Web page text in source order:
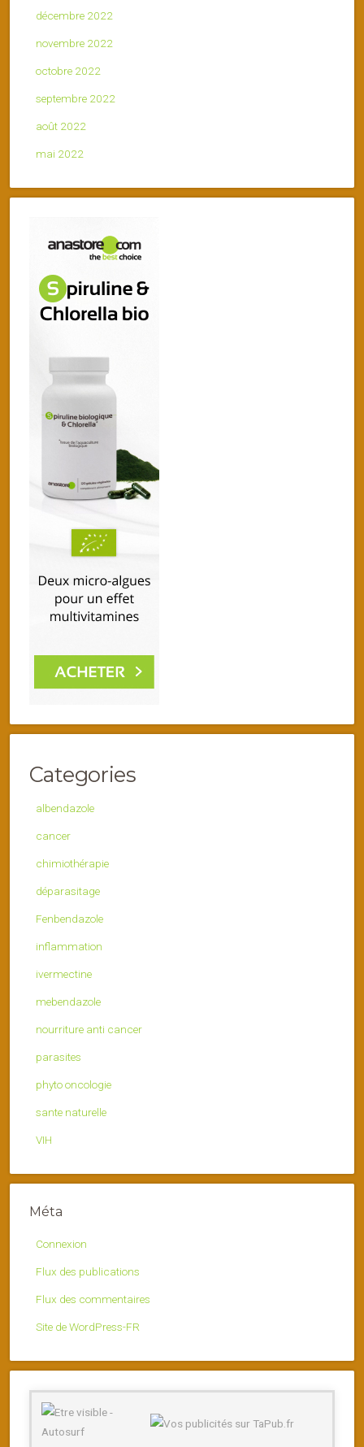
décembre 2022
novembre 2022
octobre 2022
septembre 2022
août 2022
mai 2022
Categories
albendazole
cancer
chimiothérapie
déparasitage
Fenbendazole
inflammation
ivermectine
mebendazole
nourriture anti cancer
parasites
phyto oncologie
sante naturelle
VIH
Méta
Connexion
Flux des publications
Flux des commentaires
Site de WordPress-FR